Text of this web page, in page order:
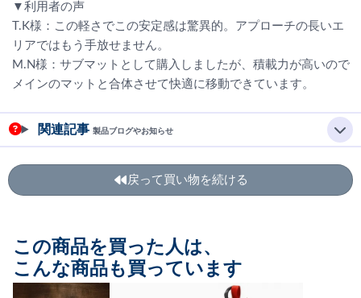
▼利用者の声
T.K様：この軽さでこの安定感は驚異的。アプローチの長いエ
リアではもう手放せません。
M.N様：サブマットとして購入しましたが、積載力が高いので
メインのマットと合体させて快適に移動できています。
関連記事 製品ブログやお知らせ
戻って買い物を続ける
この商品を買った人は、
こんな商品も買っています